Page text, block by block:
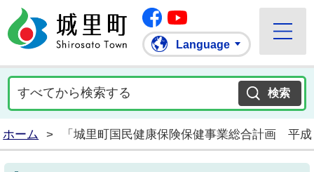
城里町ホームページ
Facebook
Language
ホーム > 「城里町国民健康保険保健事業総合計画 平